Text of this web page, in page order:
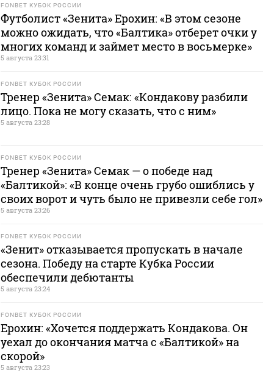
FONBET КУБОК РОССИИ
Футболист «Зенита» Ерохин: «В этом сезоне
можно ожидать, что «Балтика» отберет очки у
многих команд и займет место в восьмерке»
5 августа 23:31
FONBET КУБОК РОССИИ
Тренер «Зенита» Семак: «Кондакову разбили
лицо. Пока не могу сказать, что с ним»
5 августа 23:28
FONBET КУБОК РОССИИ
Тренер «Зенита» Семак — о победе над
«Балтикой»: «В конце очень грубо ошиблись у
своих ворот и чуть было не привезли себе гол»
5 августа 23:26
FONBET КУБОК РОССИИ
«Зенит» отказывается пропускать в начале
сезона. Победу на старте Кубка России
обеспечили дебютанты
5 августа 23:24
FONBET КУБОК РОССИИ
Ерохин: «Хочется поддержать Кондакова. Он
уехал до окончания матча с «Балтикой» на
скорой»
5 августа 23:23